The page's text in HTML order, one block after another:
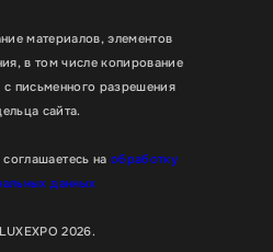
материалов, элементов
в том числе копирование
с письменного разрешения
сайта.
на обработку
данных
2026.